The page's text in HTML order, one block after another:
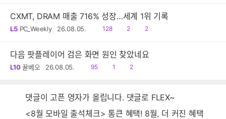
CXMT, DRAM 매출 716% 성장…세계 1위 기록
L5 PC_Weekly 26.08.05.
읽
128
공
2
댓
2
다음 팟플레이어 검은 화면 원인 찾았네요
L10 꿀베오 26.08.05.
읽
95
공1
댓
2
댓글이 고픈 영자가 올립니다. 댓글로 FLEX~
<8월 모바일 출석체크> 통큰 혜택! 8월, 더 커진 혜택